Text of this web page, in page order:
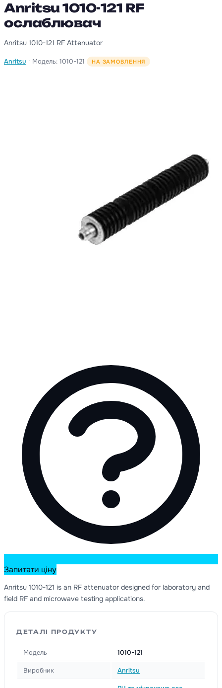
Anritsu 1010-121 RF
ослаблювач
Anritsu 1010-121 RF Attenuator
Anritsu · Модель: 1010-121 НА ЗАМОВЛЕННЯ
Запитати ціну
Anritsu 1010-121 is an RF attenuator designed for laboratory and
field RF and microwave testing applications.
ДЕТАЛІ ПРОДУКТУ
Модель 1010-121
Виробник Anritsu